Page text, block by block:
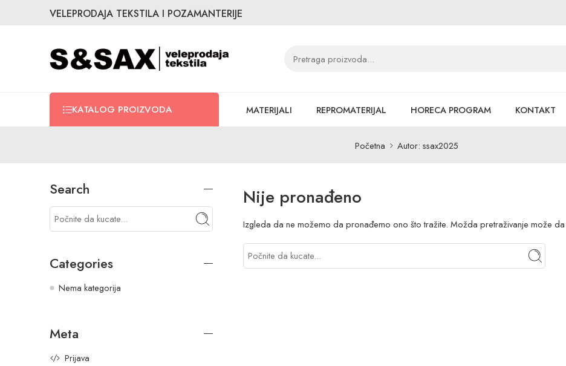
VELEPRODAJA TEKSTILA I POZAMANTERIJE
KATALOG PROIZVODA MATERIJALI REPROMATERIJAL HORECA PROGRAM KONTAKT
Početna Autor: ssax2025
Nije pronađeno
Izgleda da ne možemo da pronađemo ono što tražite. Možda pretraživanje može
Search
Categories
Nema kategorija
Meta
Prijava